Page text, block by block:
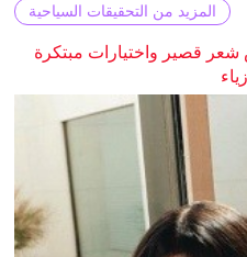
المزيد من التحقيقات السياحية
قصير واختيارات مبتكرة